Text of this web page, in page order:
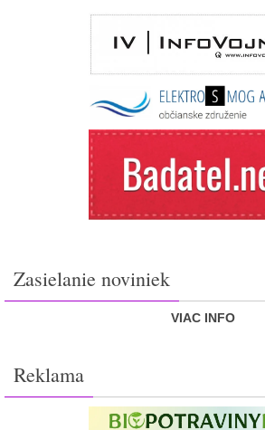
Zasielanie noviniek
VIAC INFO
Reklama